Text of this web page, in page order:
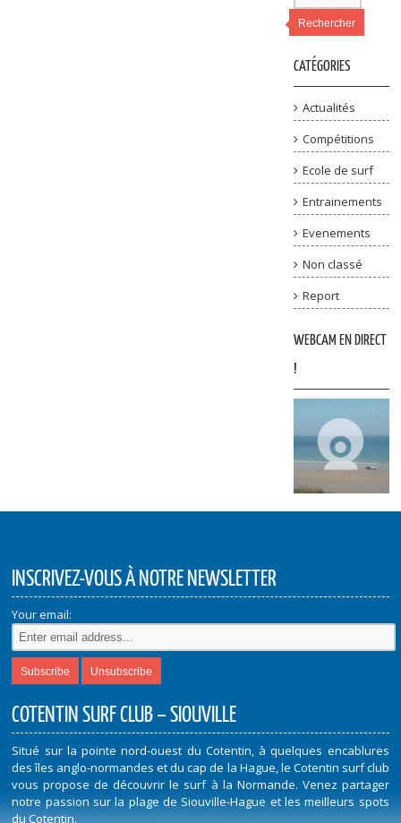
Rechercher
CATÉGORIES
Actualités
Compétitions
Ecole de surf
Entrainements
Evenements
Non classé
Report
WEBCAM EN DIRECT
!
INSCRIVEZ-VOUS À NOTRE NEWSLETTER
Your email:
COTENTIN SURF CLUB – SIOUVILLE
Situé sur la pointe nord-ouest du Cotentin, à quelques encablures
des îles anglo-normandes et du cap de la Hague, le Cotentin surf club
vous propose de découvrir le surf à la Normande. Venez partager
notre passion sur la plage de Siouville-Hague et les meilleurs spots
du Cotentin.